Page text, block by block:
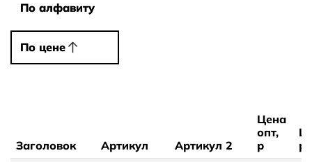
По алфавиту
По алфавиту
По цене
По цене
Заголовок Артикул Артикул 2
Цена
опт,
р
р